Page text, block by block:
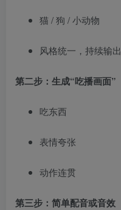
猫 / 狗 / 小动物
风格统一，持续输出
第二步：生成“吃播画面”
吃东西
表情夸张
动作连贯
第三步：简单配音或音效